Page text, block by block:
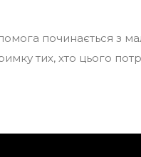
починається з
тих, хто цього